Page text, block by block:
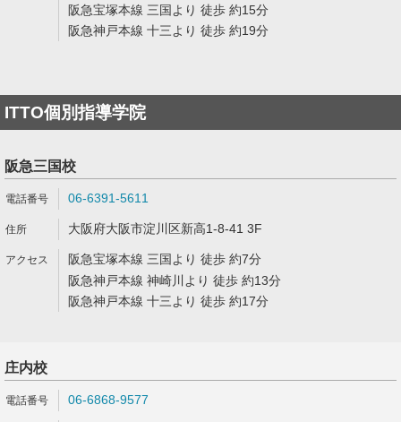
阪急宝塚本線 三国より 徒歩 約15分
阪急神戸本線 十三より 徒歩 約19分
ITTO個別指導学院
阪急三国校
06-6391-5611
大阪府大阪市淀川区新高1-8-41 3F
阪急宝塚本線 三国より 徒歩 約7分
阪急神戸本線 神崎川より 徒歩 約13分
阪急神戸本線 十三より 徒歩 約17分
庄内校
06-6868-9577